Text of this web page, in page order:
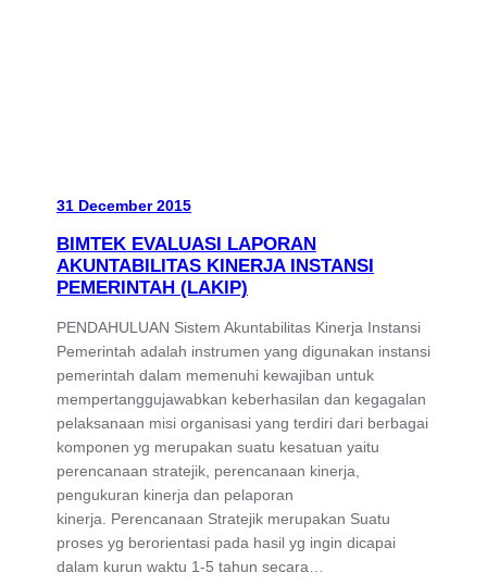
31 December 2015
BIMTEK EVALUASI LAPORAN
AKUNTABILITAS KINERJA INSTANSI
PEMERINTAH (LAKIP)
PENDAHULUAN Sistem Akuntabilitas Kinerja Instansi
Pemerintah adalah instrumen yang digunakan instansi
pemerintah dalam memenuhi kewajiban untuk
mempertanggujawabkan keberhasilan dan kegagalan
pelaksanaan misi organisasi yang terdiri dari berbagai
komponen yg merupakan suatu kesatuan yaitu
perencanaan stratejik, perencanaan kinerja,
pengukuran kinerja dan pelaporan
kinerja. Perencanaan Stratejik merupakan Suatu
proses yg berorientasi pada hasil yg ingin dicapai
dalam kurun waktu 1-5 tahun secara…